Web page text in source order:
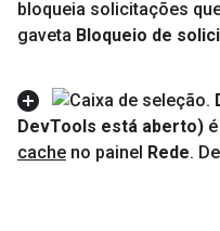
bloqueia solicitações
gaveta Bloqueio de
DevTools está aberto)
cache no painel Rede.